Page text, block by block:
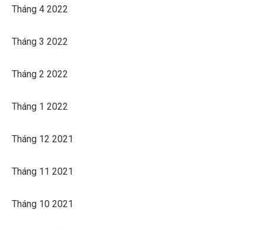
Tháng 4 2022
Tháng 3 2022
Tháng 2 2022
Tháng 1 2022
Tháng 12 2021
Tháng 11 2021
Tháng 10 2021